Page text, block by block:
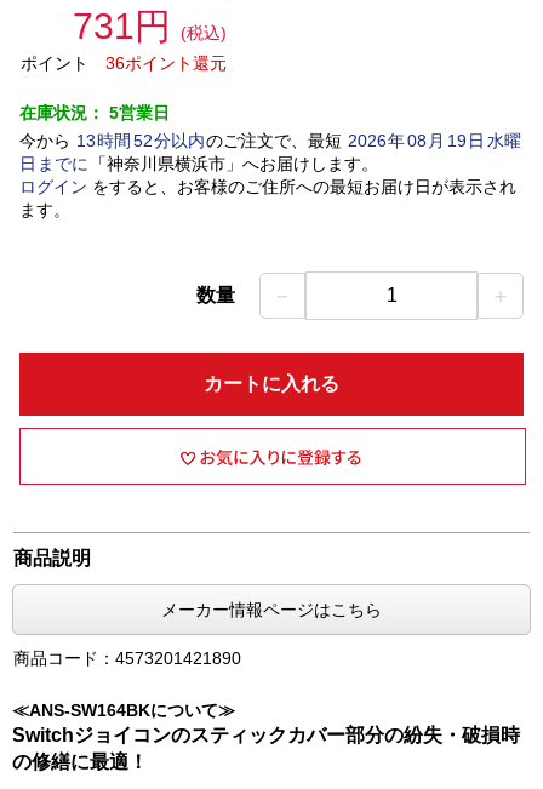
731円
(税込)
ポイント
36ポイント還元
在庫状況： 5営業日
今から 13時間 52分以内のご注文で、最短 2026年08 月 19日水曜
日 までに 「神奈川県横浜市」 へお届けします。
ログイン をすると、お客様のご住所への最短お届け日が表示され
ます。
数量 － 1 ＋
カートに入れる
商品説明
メーカー情報ページはこちら
商品コード：4573201421890
≪ANS-SW164BKについて≫
Switchジョイコンのスティックカバー部分の紛失・破損時
の修繕に最適！